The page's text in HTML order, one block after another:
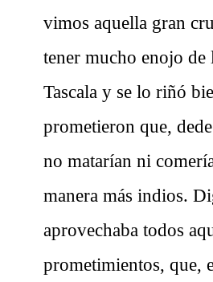
vimos aquella gran
tener mucho enojo de
Tascala y se lo riñó
prometieron que,
no matarían ni
manera más indios.
aprovechaba todos
prometimientos, que,